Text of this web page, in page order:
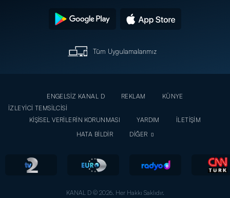
Tüm Uygulamalarımız
ENGELSİZ KANAL D REKLAM
KÜNYE
İZLEYİCİ TEMSİLCİSİ
KİŞİSEL VERİLERİN KORUNMASI
YARDIM
İLETİŞİM
HATA BİLDİR
DİĞER
KANAL D © 2026. Her Hakkı Saklıdır.